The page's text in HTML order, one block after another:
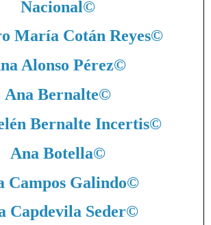
Nacional©
María Cotán Reyes©
Alonso Pérez©
Ana Bernalte©
Bernalte Incertis©
Ana Botella©
Campos Galindo©
Capdevila Seder©